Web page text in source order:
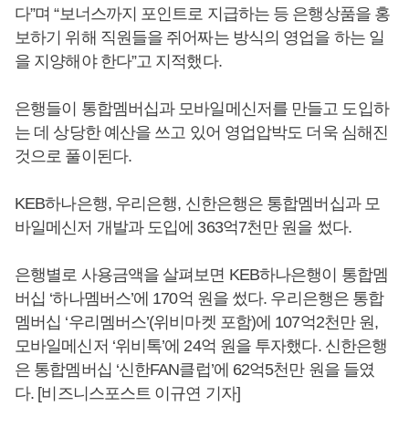
다”며 “보너스까지 포인트로 지급하는 등 은행상품을 홍
보하기 위해 직원들을 쥐어짜는 방식의 영업을 하는 일
을 지양해야 한다”고 지적했다.
은행들이 통합멤버십과 모바일메신저를 만들고 도입하
는 데 상당한 예산을 쓰고 있어 영업압박도 더욱 심해진
것으로 풀이된다.
KEB하나은행, 우리은행, 신한은행은 통합멤버십과 모
바일메신저 개발과 도입에 363억7천만 원을 썼다.
은행별로 사용금액을 살펴보면 KEB하나은행이 통합멤
버십 ‘하나멤버스’에 170억 원을 썼다. 우리은행은 통합
멤버십 ‘우리멤버스’(위비마켓 포함)에 107억2천만 원,
모바일메신저 ‘위비톡’에 24억 원을 투자했다. 신한은행
은 통합멤버십 ‘신한FAN클럽’에 62억5천만 원을 들였
다. [비즈니스포스트 이규연 기자]